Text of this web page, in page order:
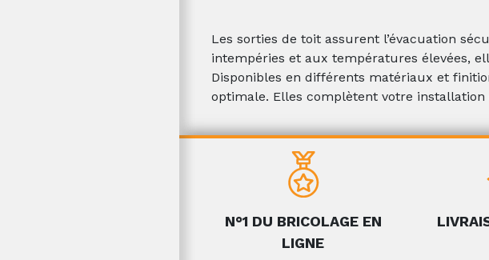
Les sorties de toit assurent l’évacuation
intempéries et aux températures élevées,
Disponibles en différents matériaux et
optimale. Elles complètent votre
N°1 DU BRICOLAGE EN
LIGNE